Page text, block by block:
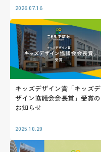
2026.07.16
キッズデザイン賞「キッズデ
ザイン協議会会長賞」受賞の
お知らせ
2025.10.20